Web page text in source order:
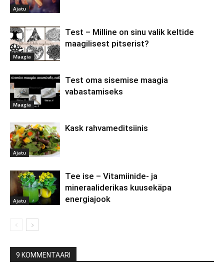
Ajatu
Maagia
Test – Milline on sinu valik keltide
maagilisest pitserist?
Maagia
Test oma sisemise maagia
vabastamiseks
Ajatu
Kask rahvameditsiinis
Ajatu
Tee ise – Vitamiinide- ja
mineraaliderikas kuusekäpa
energiajook
9 KOMMENTAARI